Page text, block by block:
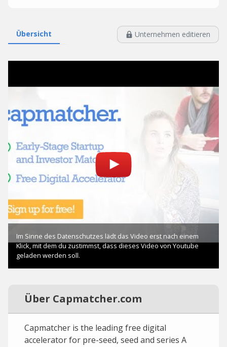
Übersicht Unternehmen editieren
Über Capmatcher.com
Capmatcher is the leading free digital
accelerator for pre-seed, seed and series A